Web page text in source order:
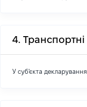
4.
У суб'єкта